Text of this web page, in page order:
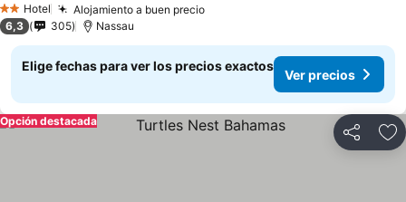
2 Estrellas
Hotel Alojamiento a buen precio
6,3 305 Nassau
Elige fechas para ver los precios exactos
Ver precios
Compartir
Opción destacada